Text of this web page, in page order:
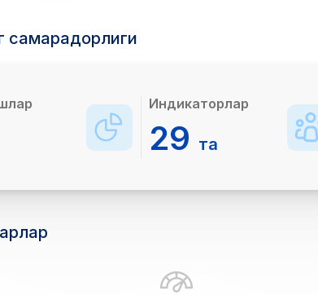
самарадорлиги
Индикаторлар
29 та